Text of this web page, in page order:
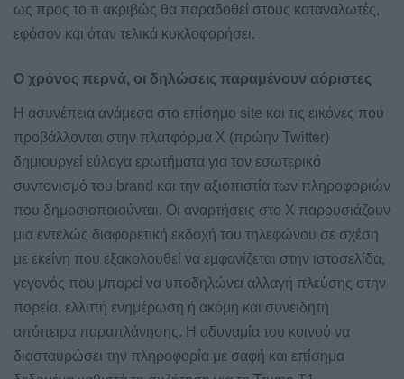
ως προς το τι ακριβώς θα παραδοθεί στους καταναλωτές,
εφόσον και όταν τελικά κυκλοφορήσει.
Ο χρόνος περνά, οι δηλώσεις παραμένουν αόριστες
Η ασυνέπεια ανάμεσα στο επίσημο site και τις εικόνες που
προβάλλονται στην πλατφόρμα X (πρώην Twitter)
δημιουργεί εύλογα ερωτήματα για τον εσωτερικό
συντονισμό του brand και την αξιοπιστία των πληροφοριών
που δημοσιοποιούνται. Οι αναρτήσεις στο X παρουσιάζουν
μια εντελώς διαφορετική εκδοχή του τηλεφώνου σε σχέση
με εκείνη που εξακολουθεί να εμφανίζεται στην ιστοσελίδα,
γεγονός που μπορεί να υποδηλώνει αλλαγή πλεύσης στην
πορεία, ελλιπή ενημέρωση ή ακόμη και συνειδητή
απόπειρα παραπλάνησης. Η αδυναμία του κοινού να
διασταυρώσει την πληροφορία με σαφή και επίσημα